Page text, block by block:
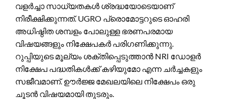
വളർച്ചാ സാധ്യതകൾ ശ്രദ്ധയോടെയാണ്
നിരീക്ഷിക്കുന്നത്. UGRO പ്രൊമോട്ടറുടെ ഓഹരി
അധിഷ്ഠിത ശമ്പളം പോലുള്ള ഭരണപരമായ
വിഷയങ്ങളും നിക്ഷേപകർ പരിഗണിക്കുന്നു.
റുപ്പിയുടെ മൂല്യം ശക്തിപ്പെടുത്താൻ NRI ഡോളർ
നിക്ഷേപ പദ്ധതികൾക്ക് കഴിയുമോ എന്ന ചർച്ചകളും
സജീവമാണ്. ഊർജ്ജ മേഖലയിലെ നിക്ഷേപം ഒരു
ചൂടൻ വിഷയമായി തുടരും.